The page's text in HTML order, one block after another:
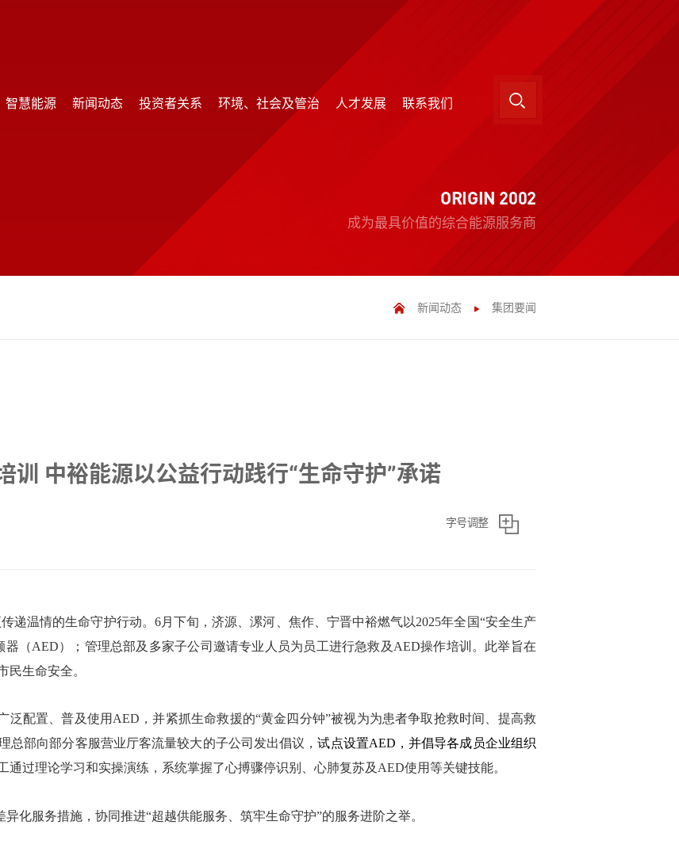
智慧能源
新闻动态
投资者关系
环境、社会及管治
环境、社会及管治
人才发展
联系我们
ORIGIN 2002
成为最具价值的综合能源服务商
新闻动态 集团要闻
训 中裕能源以公益行动践行“生命守护”承诺
字号调整
递温情的生命守护行动。6月下旬，济源、漯河、焦作、宁晋中裕燃气以2025年全国“安全生产
器（AED）；管理总部及多家子公司邀请专业人员为员工进行急救及AED操作培训。此举旨在
民生命安全。
配置、普及使用AED，并紧抓生命救援的“黄金四分钟”被视为为患者争取抢救时间、提高救
总部向部分客服营业厅客流量较大的子公司发出倡议，试点设置AED，并倡导各成员企业组织
通过理论学习和实操演练，系统掌握了心搏骤停识别、心肺复苏及 AED使用等关键技能。
服务措施，协同推进“超越供能服务、筑牢生命守护”的服务进阶之举。